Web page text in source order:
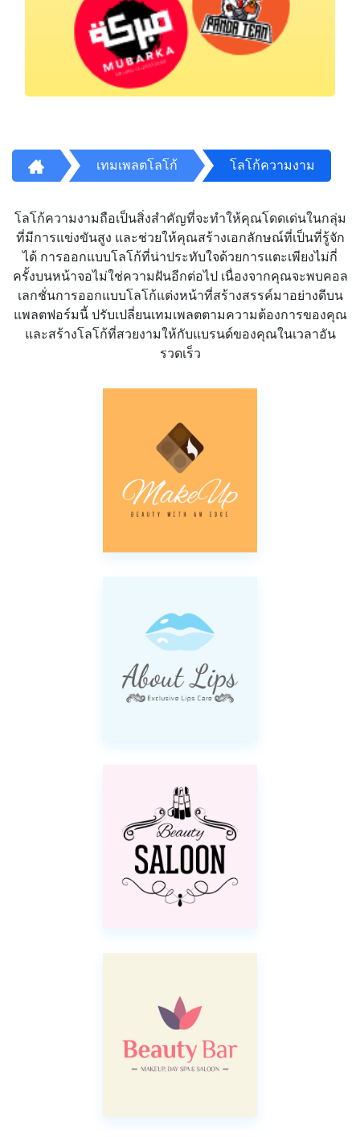
เทมเพลตโลโก้ โลโก้ความงาม
โลโก้ความงามถือเป็นสิ่งสำคัญที่จะทำให้คุณโดดเด่นในกลุ่ม
ที่มีการแข่งขันสูง และช่วยให้คุณสร้างเอกลักษณ์ที่เป็นที่รู้จัก
ได้ การออกแบบโลโก้ที่น่าประทับใจด้วยการแตะเพียงไม่กี่
ครั้งบนหน้าจอไม่ใช่ความฝันอีกต่อไป เนื่องจากคุณจะพบคอล
เลกชั่นการออกแบบโลโก้แต่งหน้าที่สร้างสรรค์มาอย่างดีบน
แพลตฟอร์มนี้ ปรับเปลี่ยนเทมเพลตตามความต้องการของคุณ
และสร้างโลโก้ที่สวยงามให้กับแบรนด์ของคุณในเวลาอัน
รวดเร็ว